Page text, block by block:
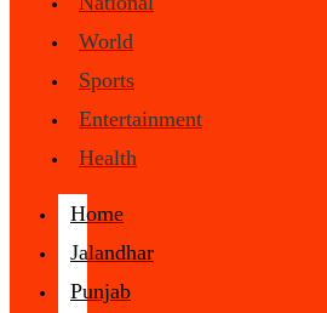
World
Sports
Entertainment
Health
Home
Jalandhar
Punjab